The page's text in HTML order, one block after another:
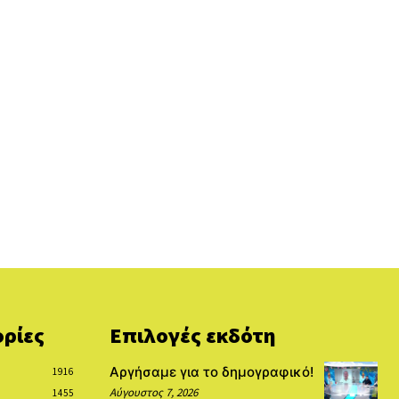
1916
1455
Επιλογές εκδότη
Αργήσαμε για το δημογραφικό!
Αύγουστος 7, 2026